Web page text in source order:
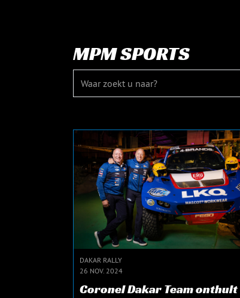
MPM SPORTS
DAKAR RALLY
26 NOV. 2024
Coronel Dakar Team onthult